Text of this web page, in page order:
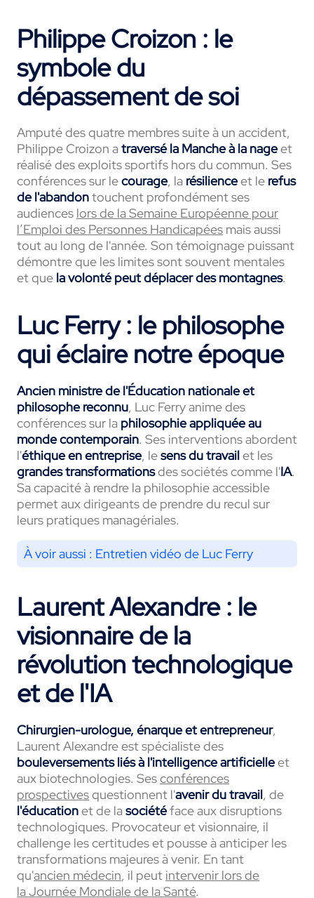
Philippe Croizon : le
symbole du
dépassement de soi
Amputé des quatre membres suite à un accident,
Philippe Croizon atraversé la Manche à la nageet
réalisé des exploits sportifs hors du commun. Ses
conférences sur lecourage, la résilienceet le refus
de l'abandontouchent profondément ses
audiences lors de la Semaine Européenne pour
l’Emploi des Personnes Handicapées mais aussi
tout au long de l'année. Son témoignage puissant
démontre que les limites sont souvent mentales
et que la volonté peut déplacer des montagnes.
Luc Ferry : le philosophe
qui éclaire notre époque
Ancien ministre de l'Éducation nationale et
philosophe reconnu, Luc Ferry anime des
conférences sur la philosophie appliquéeau
monde contemporain. Ses interventions abordent
l'éthique en entreprise, lesens du travailet les
grandes transformationsdes sociétés comme l'IA.
Sa capacité à rendre la philosophie accessible
permet aux dirigeants de prendre du recul sur
leurs pratiques managériales.
À voir aussi : Entretien vidéo de Luc Ferry
Laurent Alexandre : le
visionnaire de la
révolution technologique
et de l'IA
Chirurgien-urologue, énarque et entrepreneur,
Laurent Alexandre est spécialiste des
bouleversements liés à l'intelligence artificielleet
aux biotechnologies. Sesconférences
prospectivesquestionnent l'avenir du travail, de
l'éducationet de lasociétéface aux disruptions
technologiques. Provocateur et visionnaire, il
challenge les certitudes et pousse à anticiper les
transformations majeures à venir. En tant
qu'ancien médecin, il peut intervenir lors de
la Journée Mondiale de la Santé.